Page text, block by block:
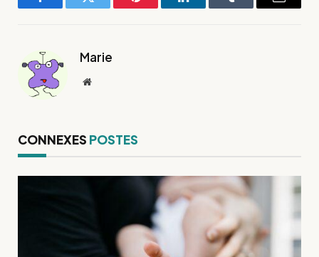
FacebookTwitter Pinterest LinkedInTumblr
E-
Marie
Site
CONNEXES POSTES